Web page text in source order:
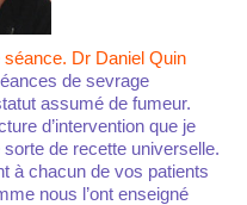
séance. Dr Daniel Quin
de sevrage
assumé de fumeur.
d’intervention que je
de recette universelle.
à chacun de vos patients
nous l’ont enseigné